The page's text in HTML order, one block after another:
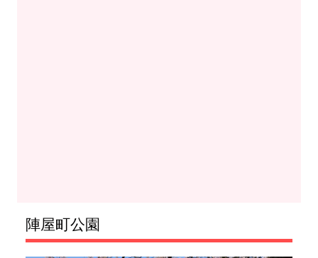
陣屋町公園